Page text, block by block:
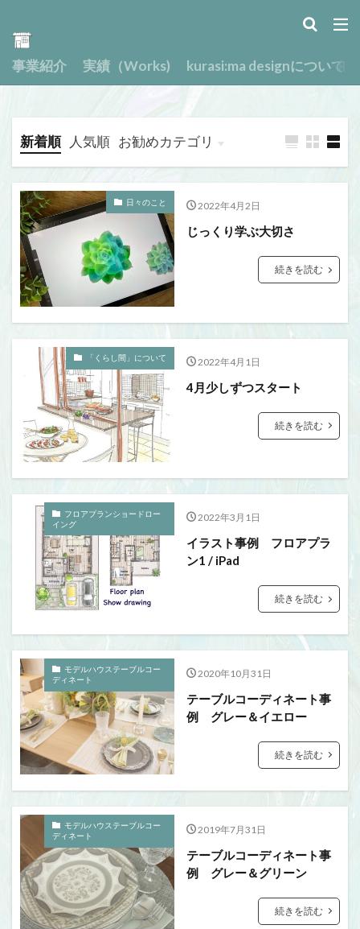
事業紹介 実績（Works) kurasi:ma designについて
新着順 人気順 お勧めカテゴリ
日々のこと 2022年4月2日
じっくり学ぶ大切さ
続きを読む
「くらし間」について 2022年4月1日
4月少しずつスタート
続きを読む
フロアプランショードロー
イング
2022年3月1日
イラスト事例 フロアプラ
ン1 / iPad
続きを読む
モデルハウステーブルコー
ディネート
2020年10月31日
テーブルコーディネート事
例 グレー＆イエロー
続きを読む
モデルハウステーブルコー
ディネート
2019年7月31日
テーブルコーディネート事
例 グレー＆グリーン
続きを読む